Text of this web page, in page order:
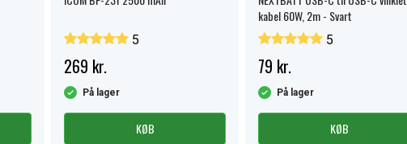
5
269 kr.
På lager
KØB
kabel 60W, 2m - Svart
5
79 kr.
På lager
KØB